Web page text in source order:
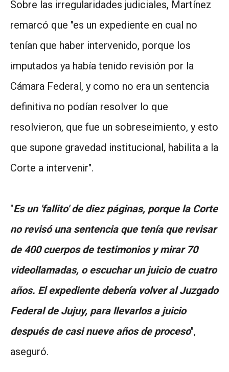
Sobre las irregularidades judiciales, Martínez
remarcó que "es un expediente en cual no
tenían que haber intervenido, porque los
imputados ya había tenido revisión por la
Cámara Federal, y como no era un sentencia
definitiva no podían resolver lo que
resolvieron, que fue un sobreseimiento, y esto
que supone gravedad institucional, habilita a la
Corte a intervenir".
"Es un 'fallito' de diez páginas, porque la Corte
no revisó una sentencia que tenía que revisar
de 400 cuerpos de testimonios y mirar 70
videollamadas, o escuchar un juicio de cuatro
años. El expediente debería volver al Juzgado
Federal de Jujuy, para llevarlos a juicio
después de casi nueve años de proceso",
aseguró.